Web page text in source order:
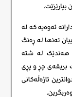
ئەوەیە کە لە
تەنها لە ڕەنگ
هەندێک لە شتە
بریقەی چڕ و پڕی
لێرەدا لیستێک لە 10 لە جوانترین ئاژەڵەکانی